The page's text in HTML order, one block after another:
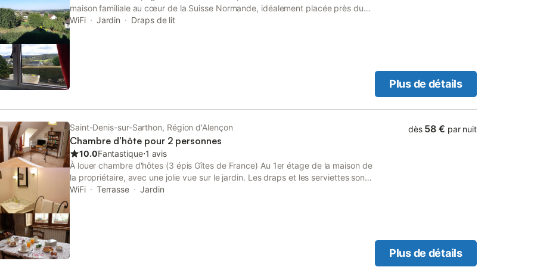
l'autoroute A84, au départ de Villedieu les Poêles.
maison familiale au cœur de la Suisse Normande, idéalement placée près du
GRP pour 2 étapes et de la vélofrancette, proche de Pont d'Ouilly (2 km) , La
WiFi Jardin Draps de lit
Plus de détails
Saint-Denis-sur-Sarthon, Région d'Alençon
Chambre d’hôte pour 2 personnes
10.0Fantastique⋅1 avis
À louer chambre d'hôtes (3 épis Gîtes de France) Au 1er étage de la maison de
la propriétaire, avec une jolie vue sur le jardin. Les draps et les serviettes sont
fournis. Un petit frigidaire et un micro-ondes sont à disposition sur le pallier. TV
WiFi Terrasse Jardin
dès 58 € par nuit
Plus de détails